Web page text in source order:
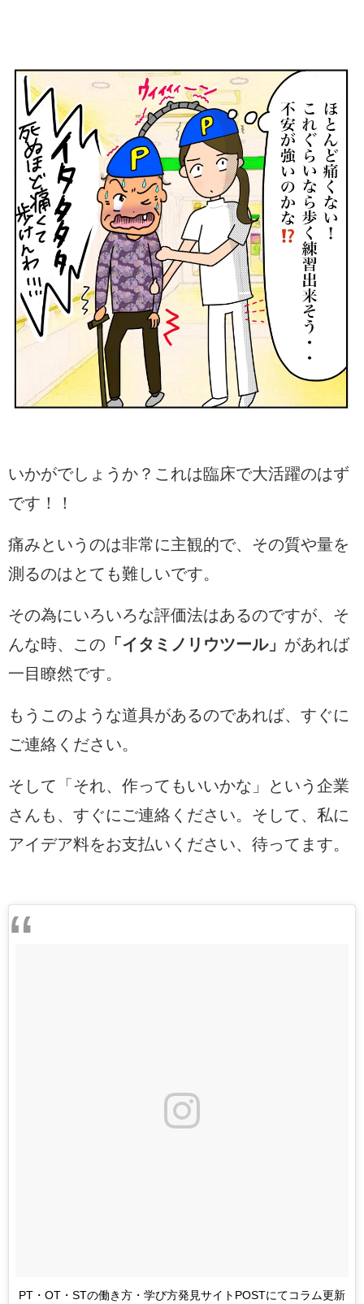
いかがでしょうか？これは臨床で大活躍のはず
です！！
痛みというのは非常に主観的で、その質や量を
測るのはとても難しいです。
その為にいろいろな評価法はあるのですが、そ
んな時、この 「イタミノリウツール」 があれば
一目瞭然です。
もうこのような道具があるのであれば、すぐに
ご連絡ください。
そして「それ、作ってもいいかな」という企業
さんも、すぐにご連絡ください。そして、私に
アイデア料をお支払いください、待ってます。
PT・OT・STの働き方・学び方発見サイトPOSTにてコラム更新